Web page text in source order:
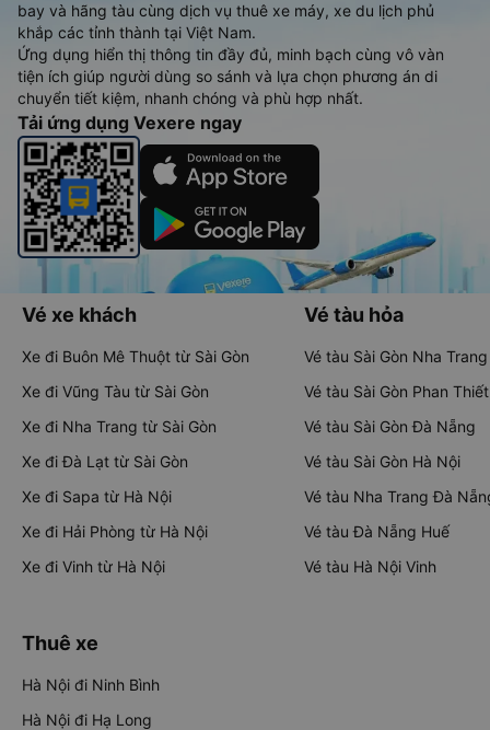
bay và hãng tàu cùng dịch vụ thuê xe máy, xe du lịch phủ
khắp các tỉnh thành tại Việt Nam.
Ứng dụng hiển thị thông tin đầy đủ, minh bạch cùng vô vàn
tiện ích giúp người dùng so sánh và lựa chọn phương án di
chuyển tiết kiệm, nhanh chóng và phù hợp nhất.
Tải ứng dụng Vexere ngay
Vé xe khách
Xe đi Buôn Mê Thuột từ Sài Gòn
Xe đi Vũng Tàu từ Sài Gòn
Xe đi Nha Trang từ Sài Gòn
Xe đi Đà Lạt từ Sài Gòn
Xe đi Sapa từ Hà Nội
Xe đi Hải Phòng từ Hà Nội
Xe đi Vinh từ Hà Nội
Vé tàu hỏa
Vé tàu Sài Gòn Nha Trang
Vé tàu Sài Gòn Phan Thiết
Vé tàu Sài Gòn Đà Nẵng
Vé tàu Sài Gòn Hà Nội
Vé tàu Nha Trang Đà
Vé tàu Đà Nẵng Huế
Vé tàu Hà Nội Vinh
Thuê xe
Hà Nội đi Ninh Bình
Hà Nội đi Hạ Long